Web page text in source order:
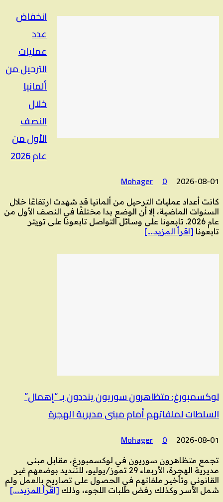
انخفاض
عدد
عمليات
الترحيل من
ألمانيا
خلال
النصف
الأول من
عام 2026
2026-08-01
Mohager 0
كانت أعداد عمليات الترحيل من ألمانيا قد شهدت ارتفاعًا خلال
السنوات الماضية، إلا أن الوضع بدا مختلفًا في النصف الأول من
عام 2026. تابعونا على وسائل التواصل تابعونا على تويتر
تابعونا [اقرأ المزيد….]
لوكسمبورغ: متظاهرون سوريون ينددون بـ “إهمال”
السلطات لملفاتهم أمام مبنى مديرية الهجرة
2026-08-01
Mohager 0
تجمع متظاهرون سوريون في لوكسمبورغ، مقابل مبنى
مديرية الهجرة، الأربعاء 29 تموز/يوليو، للتنديد بوضعهم غير
القانوني وتأخير ملفاتهم في الحصول على تصاريح بالعمل ولم
شمل الأسر وكذلك رفض طلبات اللجوء، وذلك [اقرأ المزيد….]